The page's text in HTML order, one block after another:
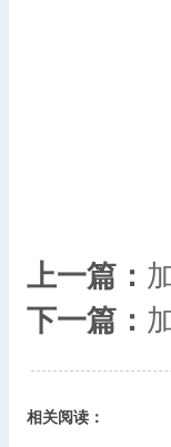
上一篇：
下一篇：
相关阅读：